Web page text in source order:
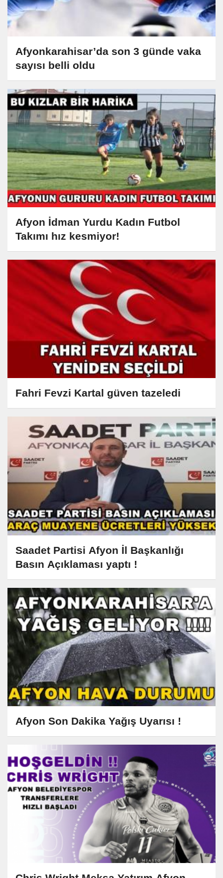
Afyonkarahisar’da son 3 günde vaka
sayısı belli oldu
Afyon İdman Yurdu Kadın Futbol
Takımı hız kesmiyor!
Fahri Fevzi Kartal güven tazeledi
Saadet Partisi Afyon İl Başkanlığı
Basın Açıklaması yaptı !
Afyon Son Dakika Yağış Uyarısı !